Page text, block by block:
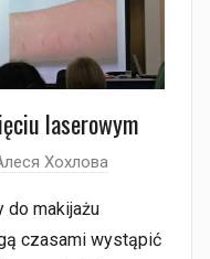
laserowym
Хохлова
do makijażu
czasami wystąpić